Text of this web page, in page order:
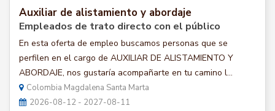
Auxiliar de alistamiento y abordaje
Empleados de trato directo con el público
En esta oferta de empleo buscamos personas que se
perfilen en el cargo de AUXILIAR DE ALISTAMIENTO Y
ABORDAJE, nos gustaría acompañarte en tu camino l...
Colombia Magdalena Santa Marta
2026-08-12 - 2027-08-11